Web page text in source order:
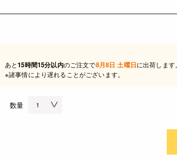
あと15時間15分以内のご注文で8月8日 土曜日に出荷します。
※諸事情により遅れることがございます。
数量